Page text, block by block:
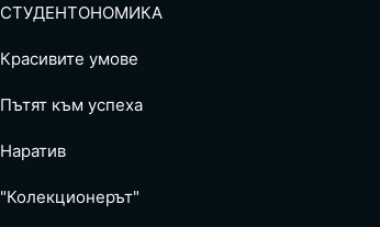
СТУДЕНТОНОМИКА
Красивите умове
Пътят към успеха
Наратив
"Колекционерът"